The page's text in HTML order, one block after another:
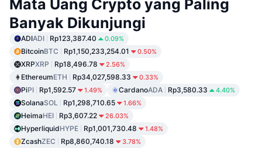
Mata Uang Crypto yang Paling
Banyak Dikunjungi
ADIADI Rp123,387.40 0.09%
BitcoinBTC Rp1,150,233,254.01 0.50%
XRPXRP Rp18,496.78 2.56%
EthereumETH Rp34,027,598.33 0.33%
PiPI Rp1,592.57 1.49% CardanoADA Rp3,580.33 4.40%
SolanaSOL Rp1,298,710.65 1.66%
HeimaHEI Rp3,607.22 26.03%
HyperliquidHYPE Rp1,001,730.48 1.48%
ZcashZEC Rp8,860,740.18 3.78%